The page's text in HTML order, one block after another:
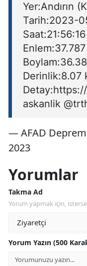
Yer:Andırın
Tarih:2023-
Derinlik:8.07
askanlik
— AFAD
2023
Yorumlar
Takma Ad
Yorum yapmak için,
Yorum Yazın (500